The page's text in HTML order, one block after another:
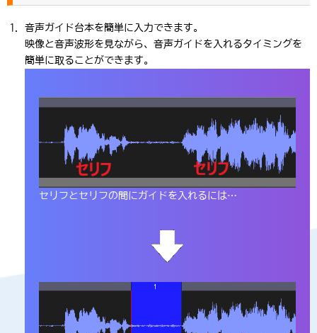
音声ガイド台本を簡単に入力できます。
映像と音声波形を見ながら、音声ガイドを入れるタイミングを
簡単に取ることができます。
セリフとセリフの間にガイドを入れるには…